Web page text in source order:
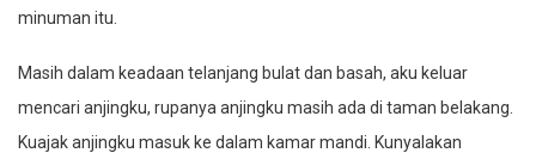
minuman itu.
Masih dalam keadaan telanjang bulat dan basah, aku keluar
mencari anjingku, rupanya anjingku masih ada di taman belakang.
Kuajak anjingku masuk ke dalam kamar mandi. Kunyalakan